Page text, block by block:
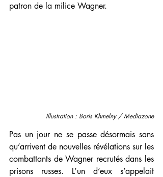
patron de la milice Wagner.
Illustration : Boris Khmelny / Mediazone
Pas un jour ne se passe désormais sans
qu’arrivent de nouvelles révélations sur les
combattants de Wagner recrutés dans les
prisons russes. L’un d’eux s’appelait